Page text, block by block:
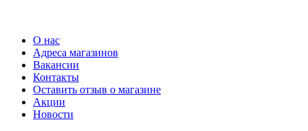
О нас
Адреса магазинов
Вакансии
Контакты
Оставить отзыв о магазине
Акции
Новости